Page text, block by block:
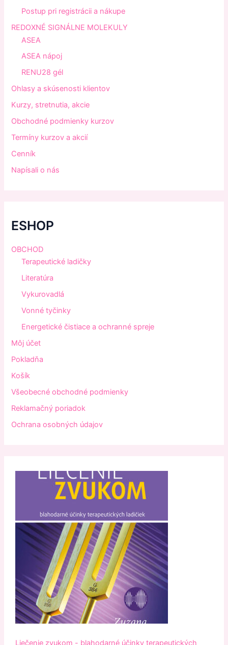
Postup pri registrácii a nákupe
REDOXNÉ SIGNÁLNE MOLEKULY
ASEA
ASEA nápoj
RENU28 gél
Ohlasy a skúsenosti klientov
Kurzy, stretnutia, akcie
Obchodné podmienky kurzov
Termíny kurzov a akcií
Cenník
Napísali o nás
ESHOP
OBCHOD
Terapeutické ladičky
Literatúra
Vykurovadlá
Vonné tyčinky
Energetické čistiace a ochranné spreje
Môj účet
Pokladňa
Košík
Všeobecné obchodné podmienky
Reklamačný poriadok
Ochrana osobných údajov
Liečenie zvukom - blahodarné účinky terapeutických